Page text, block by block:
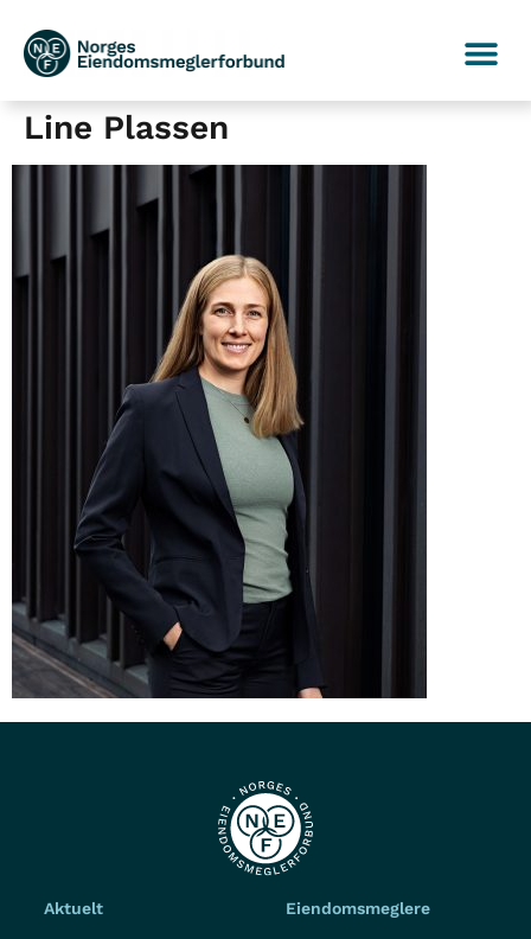
Line Plassen
Aktuelt Eiendomsmeglere